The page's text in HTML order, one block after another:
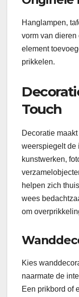
Hanglampen,
vorm van
element
prikkelen.
Touch
Decoratie
weerspiegelt de
kunstwerken,
helpen zich
wees
om
Kies
naarmate de
Een prikbord of